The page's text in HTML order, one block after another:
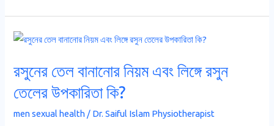
রসুনের তেল বানানোর নিয়ম এবং লিঙ্গে রসুন
তেলের উপকারিতা কি?
men sexual health / Dr. Saiful Islam Physiotherapist
রসুনের
বানানোর
নিয়ম
লিঙ্গে